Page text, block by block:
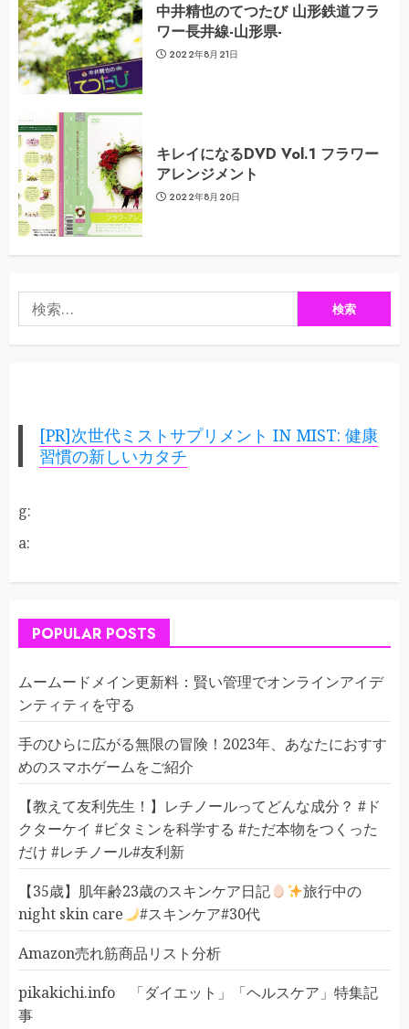
中井精也のてつたび 山形鉄道フラ
ワー長井線-山形県-
2022年8月21日
キレイになるDVD Vol.1 フラワー
アレンジメント
2022年8月20日
索:
[PR]次世代ミストサプリメント IN MIST: 健康
習慣の新しいカタチ
g:
a:
POPULAR POSTS
ムームードメイン更新料：賢い管理でオンラインアイデ
ンティティを守る
手のひらに広がる無限の冒険！2023年、あなたにおすす
めのスマホゲームをご紹介
【教えて友利先生！】レチノールってどんな成分？ #ド
クターケイ #ビタミンを科学する #ただ本物をつくった
だけ #レチノール#友利新
【35歳】肌年齢23歳のスキンケア日記
旅行中の
night skin care
#スキンケア#30代
Amazon売れ筋商品リスト分析
pikakichi.info 「ダイエット」「ヘルスケア」特集記
事